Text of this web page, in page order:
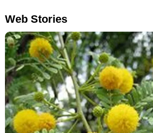
Web Stories